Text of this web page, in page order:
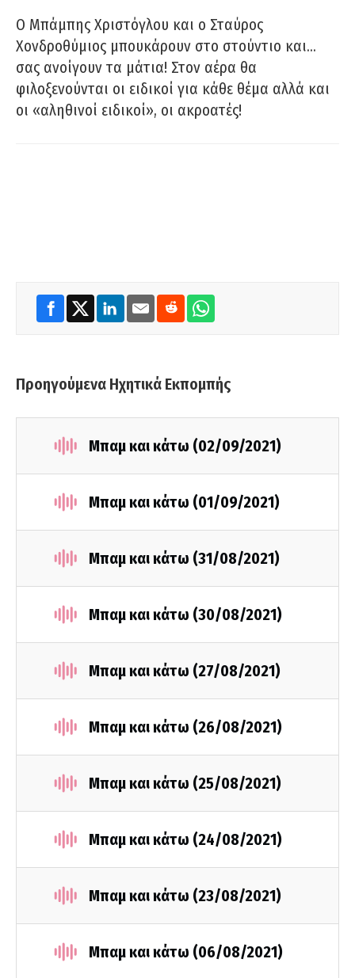
O Μπάμπης Χριστόγλου και ο Σταύρος
Χονδροθύμιος μπουκάρουν στο στούντιο και…
σας ανοίγουν τα μάτια! Στον αέρα θα
φιλοξενούνται οι ειδικοί για κάθε θέμα αλλά και
οι «αληθινοί ειδικοί», οι ακροατές!
Προηγούμενα Ηχητικά Εκπομπής
Μπαμ και κάτω (02/09/2021)
Μπαμ και κάτω (01/09/2021)
Μπαμ και κάτω (31/08/2021)
Μπαμ και κάτω (30/08/2021)
Μπαμ και κάτω (27/08/2021)
Μπαμ και κάτω (26/08/2021)
Μπαμ και κάτω (25/08/2021)
Μπαμ και κάτω (24/08/2021)
Μπαμ και κάτω (23/08/2021)
Μπαμ και κάτω (06/08/2021)